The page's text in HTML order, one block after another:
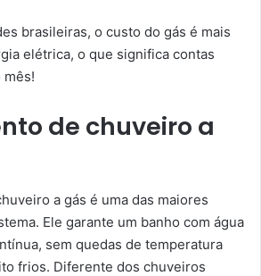
brasileiras, o custo do gás é mais
elétrica, o que significa contas
mês!
de chuveiro a
a gás é uma das maiores
Ele garante um banho com água
sem quedas de temperatura
frios. Diferente dos chuveiros